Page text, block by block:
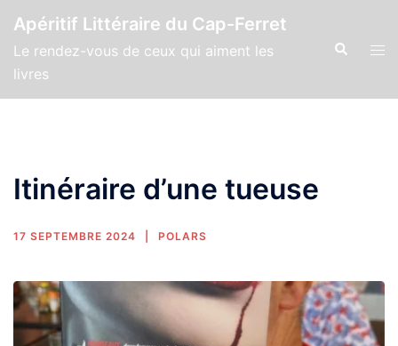
Apéritif Littéraire du Cap-Ferret
Le rendez-vous de ceux qui aiment les
livres
Itinéraire d’une tueuse
17 SEPTEMBRE 2024 POLARS